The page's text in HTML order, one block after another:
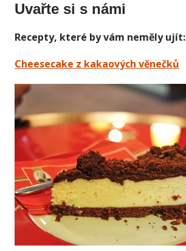
Uvařte si s námi
Recepty, které by vám neměly ujít:
Cheesecake z kakaových věnečků